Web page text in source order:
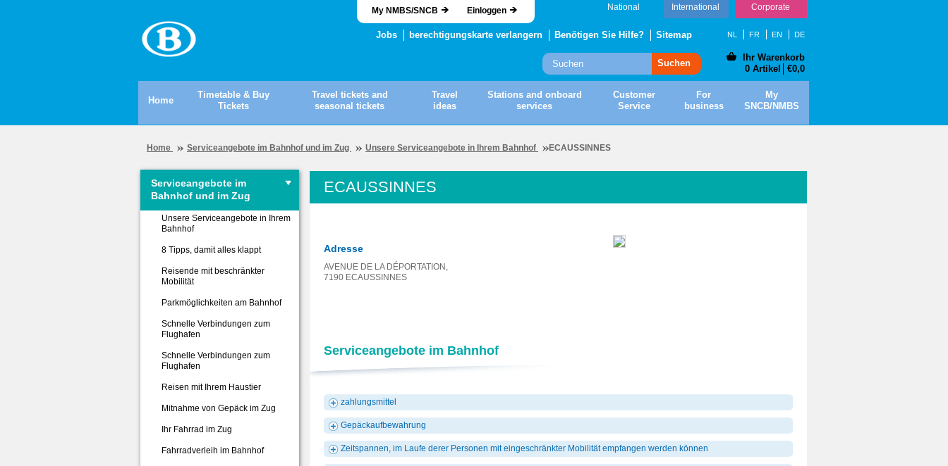
My NMBS/SNCB Einloggen National International Corporate
Jobs berechtigungskarte verlangern Benötigen Sie Hilfe? Sitemap NL FR EN DE
Suchen
Ihr Warenkorb
0 Artikel
€0,0
Home
Timetable & Buy
Tickets
Travel tickets and
seasonal tickets
Travel
ideas
Stations and onboard
services
Customer
Service
For
business
My
SNCB/NMBS
Home Serviceangebote im Bahnhof und im Zug Unsere Serviceangebote in Ihrem Bahnhof ECAUSSINNES
Serviceangebote im
Bahnhof und im Zug
Unsere Serviceangebote in Ihrem
Bahnhof
8 Tipps, damit alles klappt
Reisende mit beschränkter
Mobilität
Parkmöglichkeiten am Bahnhof
Schnelle Verbindungen zum
Flughafen
Schnelle Verbindungen zum
Flughafen
Reisen mit Ihrem Haustier
Mitnahme von Gepäck im Zug
Ihr Fahrrad im Zug
Fahrradverleih im Bahnhof
ECAUSSINNES
Adresse
AVENUE DE LA DÉPORTATION,
7190 ECAUSSINNES
Serviceangebote im Bahnhof
zahlungsmittel
Gepäckaufbewahrung
Zeitspannen, im Laufe derer Personen mit eingeschränkter Mobilität empfangen werden können